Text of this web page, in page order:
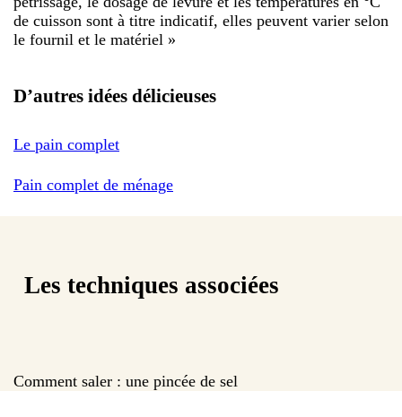
de cuisson sont à titre indicatif, elles peuvent varier selon
le fournil et le matériel »
D’autres idées délicieuses
Le pain complet
Pain complet de ménage
Les techniques associées
Comment saler : une pincée de sel